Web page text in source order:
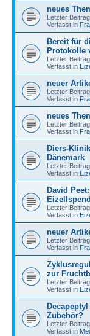
neues
Letzter
Verfasst in
Bereit für
Protokolle
Letzter
Verfasst in
neuer
Letzter
Verfasst in
neues
Letzter
Verfasst in
Diers-
Dänemark
Letzter
Verfasst in
David
Letzter
Verfasst in
neuer
Letzter
Verfasst in
zur
Letzter
Verfasst in
Zubehör?
Letzter
Verfasst in